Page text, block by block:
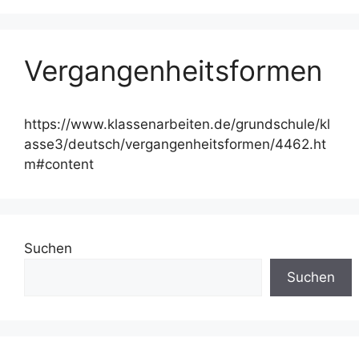
Vergangenheitsformen
https://www.klassenarbeiten.de/grundschule/kl
asse3/deutsch/vergangenheitsformen/4462.ht
m#content
Suchen
Suchen